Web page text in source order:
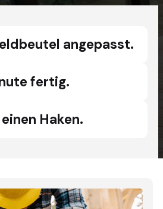
angepasst.
fertig.
Haken.